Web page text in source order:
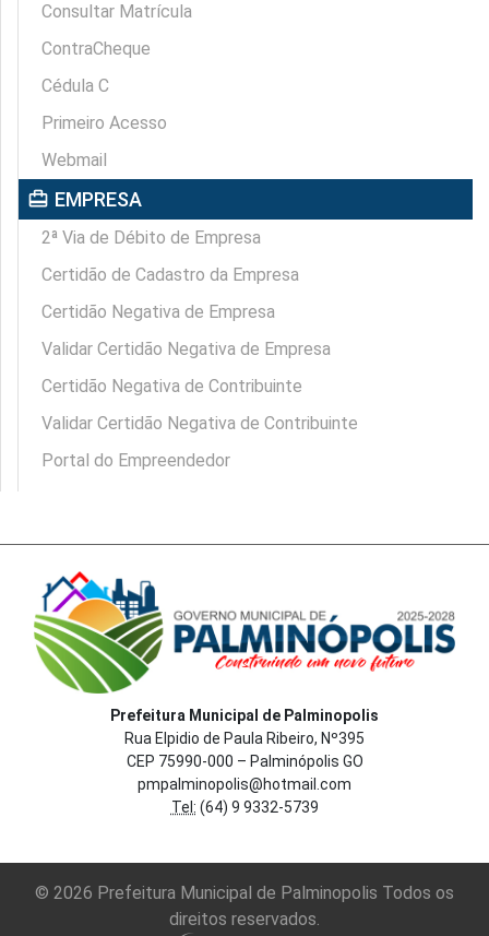
Consultar Matrícula
ContraCheque
Cédula C
Primeiro Acesso
Webmail
card_travel EMPRESA
2ª Via de Débito de Empresa
Certidão de Cadastro da Empresa
Certidão Negativa de Empresa
Validar Certidão Negativa de Empresa
Certidão Negativa de Contribuinte
Validar Certidão Negativa de Contribuinte
Portal do Empreendedor
Prefeitura Municipal de Palminopolis
Rua Elpidio de Paula Ribeiro, Nº395
CEP 75990-000 – Palminópolis GO
pmpalminopolis@hotmail.com
Tel: (64) 9 9332-5739
© 2026 Prefeitura Municipal de Palminopolis Todos os
direitos reservados.